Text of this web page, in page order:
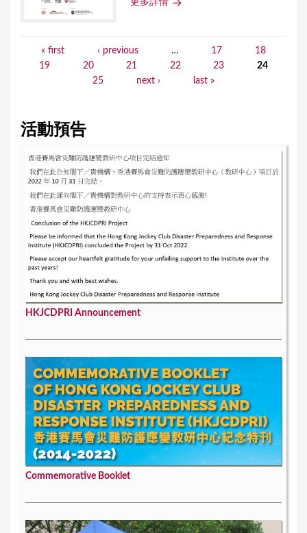
更多詳情
e
« first ‹ previous … 17
18
19
20 21 22 23
24
25
next › last »
活動預告
HKJCDPRI Announcement
Commemorative Booklet